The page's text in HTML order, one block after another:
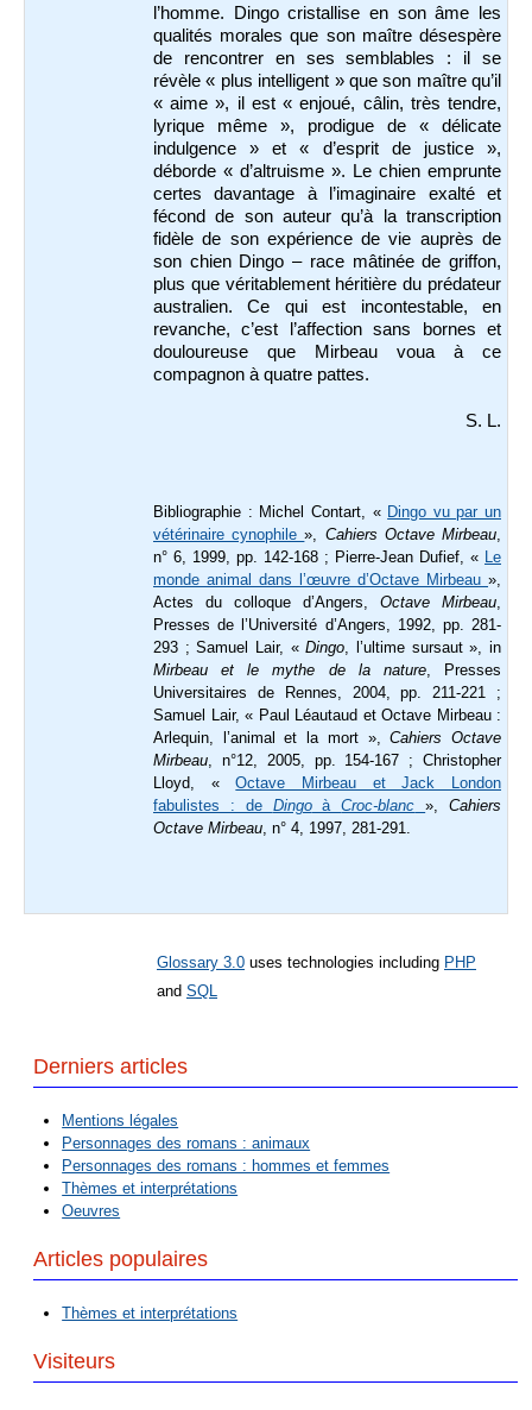
l’homme. Dingo cristallise en son âme les
qualités morales que son maître désespère
de rencontrer en ses semblables : il se
révèle « plus intelligent » que son maître qu’il
« aime », il est « enjoué, câlin, très tendre,
lyrique même », prodigue de « délicate
indulgence » et « d’esprit de justice »,
déborde « d’altruisme ». Le chien emprunte
certes davantage à l’imaginaire exalté et
fécond de son auteur qu’à la transcription
fidèle de son expérience de vie auprès de
son chien Dingo – race mâtinée de griffon,
plus que véritablement héritière du prédateur
australien. Ce qui est incontestable, en
revanche, c’est l’affection sans bornes et
douloureuse que Mirbeau voua à ce
compagnon à quatre pattes.
S. L.
Bibliographie : Michel Contart, « Dingo vu par un
vétérinaire cynophile», Cahiers Octave Mirbeau,
n° 6, 1999, pp. 142-168 ; Pierre-Jean Dufief, « Le
monde animal dans l’œuvre d’Octave Mirbeau »,
Actes du colloque d’Angers, Octave Mirbeau,
Presses de l’Université d’Angers, 1992, pp. 281-
293 ; Samuel Lair, «Dingo, l’ultime sursaut », in
Mirbeau et le mythe de la nature, Presses
Universitaires de Rennes, 2004, pp. 211-221 ;
Samuel Lair, « Paul Léautaud et Octave Mirbeau :
Arlequin, l’animal et la mort »,Cahiers Octave
Mirbeau, n°12, 2005, pp. 154-167 ; Christopher
Lloyd, «Octave Mirbeau et Jack London
fabulistes : de DingoàCroc-blanc »,Cahiers
Octave Mirbeau, n° 4, 1997, 281-291.
Glossary 3.0 uses technologies including PHP
and SQL
Derniers articles
Mentions légales
Personnages des romans : animaux
Personnages des romans : hommes et femmes
Thèmes et interprétations
Oeuvres
Articles populaires
Thèmes et interprétations
Visiteurs